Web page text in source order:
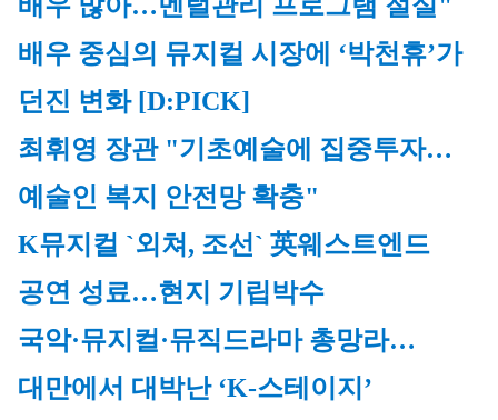
배우 중심의 뮤지컬 시장에 ‘박천휴’가
던진 변화 [D:PICK]
최휘영 장관 "기초예술에 집중투자…
예술인 복지 안전망 확충"
K뮤지컬 `외쳐, 조선` 英웨스트엔드
공연 성료…현지 기립박수
국악·뮤지컬·뮤직드라마 총망라…
대만에서 대박난 ‘K-스테이지’